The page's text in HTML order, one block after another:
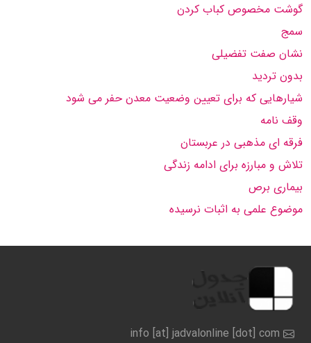
گوشت مخصوص کباب کردن
سمج
نشان صفت تفضیلی
بدون تردید
شیارهایی که برای تعیین وضعیت معدن حفر می شود
وقف نامه
فرقه ای مذهبی در عربستان
تلاش و مبارزه برای ادامه زندگی
بیماری برص
موضوع علمی به اثبات نرسیده
info [at] jadvalonline [dot] com